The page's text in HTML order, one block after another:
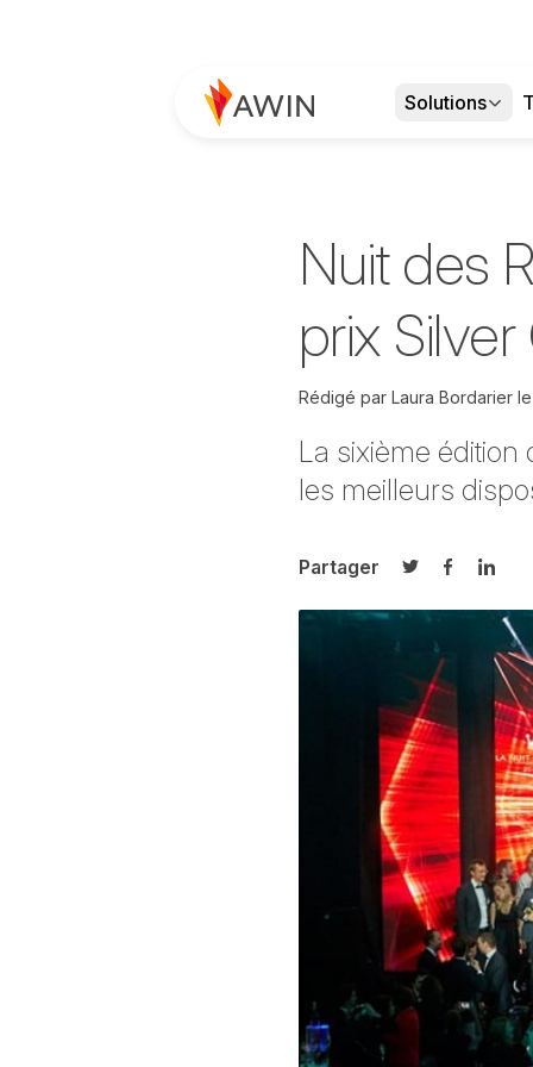
Solutions
Nuit des
prix
Rédigé par Laura Bordarier
La sixième édition
les meilleurs
Partager
Partager sur
Partager